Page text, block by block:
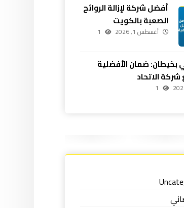
أفضل شركة لإزالة الروائح
الصعبة بالكويت
أغسطس 1, 2026 1
ضمان الأفضلية
الاتحاد
1